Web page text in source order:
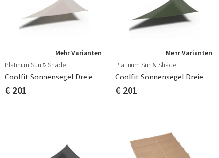
Mehr Varianten
Platinum Sun & Shade
Coolfit Sonnensegel Dreieckig 90° 500x710cm Grau Meliert
€ 201
Mehr Varianten
Platinum Sun & Shade
Coolfit Sonnensegel Dreieckig 90° 500x710cm Olive
€ 201